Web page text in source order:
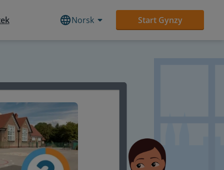
Norsk Start Gynzy